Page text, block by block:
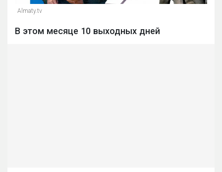
Almaty.tv
В этом месяце 10 выходных дней